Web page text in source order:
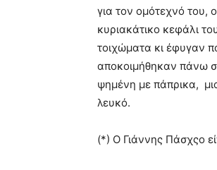
για τον ομότεχνό του,
κυριακάτικο κεφάλι
τοιχώματα κι έφυγαν
αποκοιμήθηκαν πάνω
ψημένη με πάπρικα,
λευκό.
(*) O Γιάννης Πάσχςο